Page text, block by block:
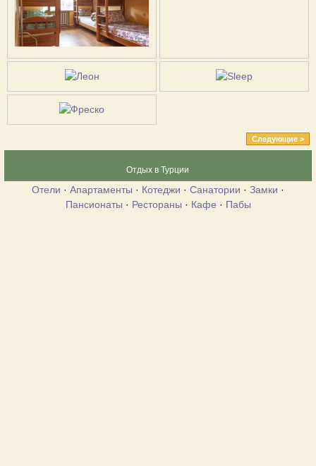
Следующие >
Отдых в Турции
Отели · Апартаменты · Котеджи · Санатории · Замки ·
Пансионаты · Рестораны · Кафе · Пабы